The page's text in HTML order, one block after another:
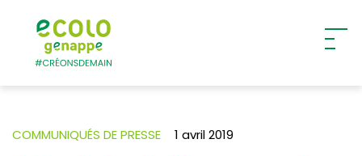
COMMUNIQUÉS DE PRESSE 1 avril 2019